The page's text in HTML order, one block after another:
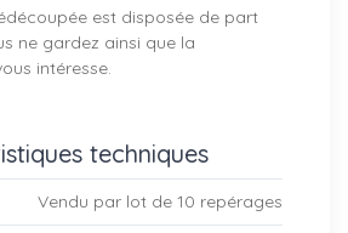
est disposée de part
ne gardez ainsi que la
intéresse.
techniques
Vendu par lot de 10 repérages